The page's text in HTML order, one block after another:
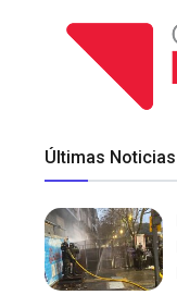
Últimas Noticias